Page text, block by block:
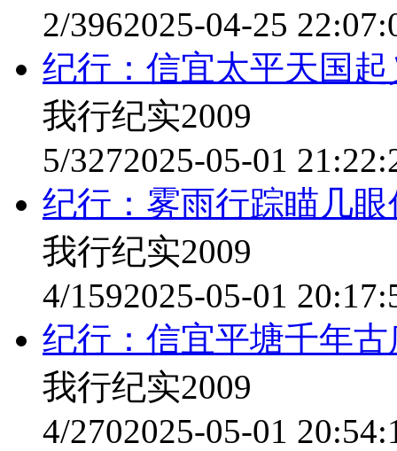
2/3962025-04-25
纪行：信宜太平天国
我行纪实2009
5/3272025-05-01
纪行：雾雨行踪瞄几
我行纪实2009
4/1592025-05-01
纪行：信宜平塘千年
我行纪实2009
4/2702025-05-01